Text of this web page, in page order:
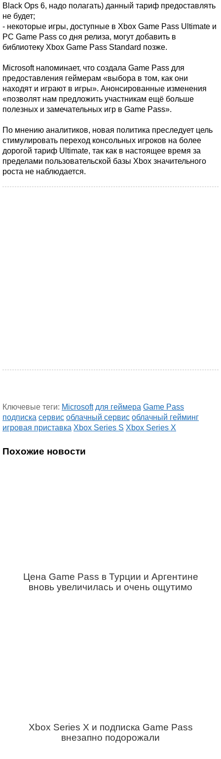
Black Ops 6, надо полагать) данный тариф предоставлять
не будет;
- некоторые игры, доступные в Xbox Game Pass Ultimate и
PC Game Pass со дня релиза, могут добавить в
библиотеку Xbox Game Pass Standard позже.
Microsoft напоминает, что создала Game Pass для
предоставления геймерам «выбора в том, как они
находят и играют в игры». Анонсированные изменения
«позволят нам предложить участникам ещё больше
полезных и замечательных игр в Game Pass».
По мнению аналитиков, новая политика преследует цель
стимулировать переход консольных игроков на более
дорогой тариф Ultimate, так как в настоящее время за
пределами пользовательской базы Xbox значительного
роста не наблюдается.
Ключевые теги: Microsoft для геймера Game Pass
подписка сервис облачный сервис облачный гейминг
игровая приставка Xbox Series S Xbox Series X
Похожие новости
Цена Game Pass в Турции и Аргентине
вновь увеличилась и очень ощутимо
Xbox Series X и подписка Game Pass
внезапно подорожали